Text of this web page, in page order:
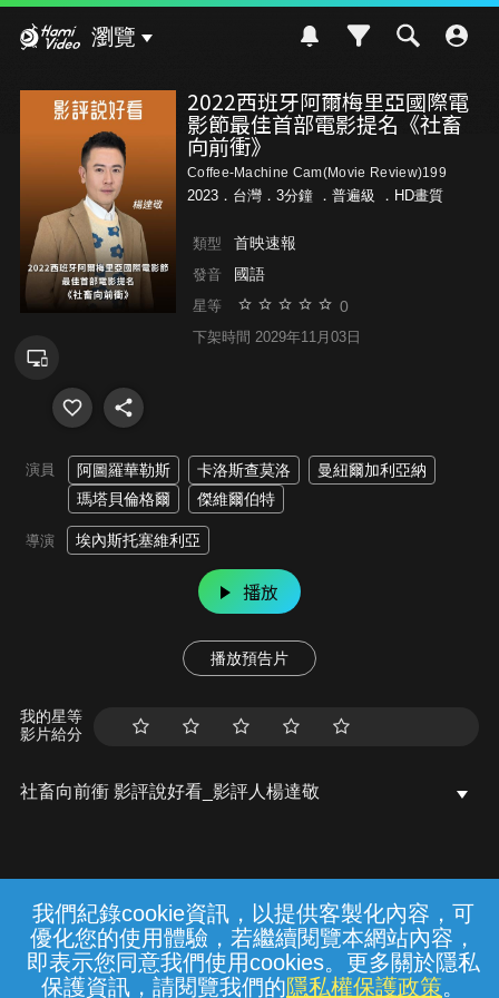
我們紀錄cookie資訊，以提供客製化內容，可
優化您的使用體驗，若繼續閱覽本網站內容，
即表示您同意我們使用cookies。更多關於隱私
保護資訊，請閱覽我們的隱私權保護政策。
瀏覽
2022西班牙阿爾梅里亞國際電
影節最佳首部電影提名《社畜
向前衝》
Coffee-Machine Cam(Movie Review)199
2023．台灣．3分鐘 ． 普遍級 ．HD畫質
類型 首映速報
發音 國語
星等 0
下架時間 2029年11月03日
演員 阿圖羅華勒斯 卡洛斯查莫洛
曼紐爾加利亞納
瑪塔貝倫格爾
傑維爾伯特
導演 埃內斯托塞維利亞
播放
播放預告片
我的星等
影片給分
社畜向前衝 影評說好看_影評人楊達敬
常見問題 線上客服 服務條款 隱私權保護
{{notifyMsg}}